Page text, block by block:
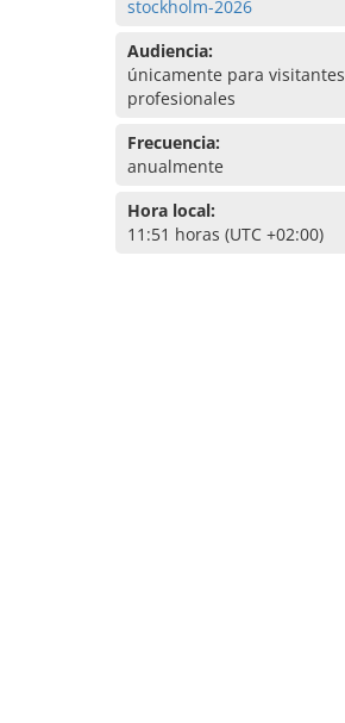
stockholm-2026
Audiencia:
únicamente para visitantes
profesionales
Frecuencia:
anualmente
Hora local:
11:51 horas (UTC +02:00)